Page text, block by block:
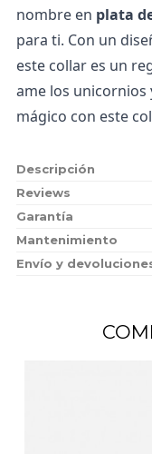
nombre en plata
para ti. Con un
este collar es un
ame los unicornios
mágico con este
Descripción
Reviews
Garantía
Mantenimiento
Envío y